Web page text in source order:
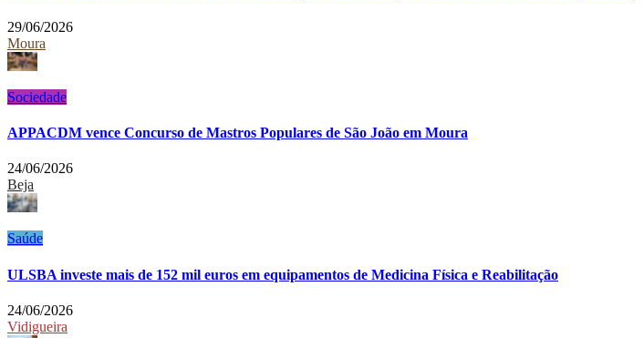
29/06/2026
Moura
Sociedade
APPACDM vence Concurso de Mastros Populares de São João em Moura
24/06/2026
Beja
Saúde
ULSBA investe mais de 152 mil euros em equipamentos de Medicina Física e Reabilitação
24/06/2026
Vidigueira